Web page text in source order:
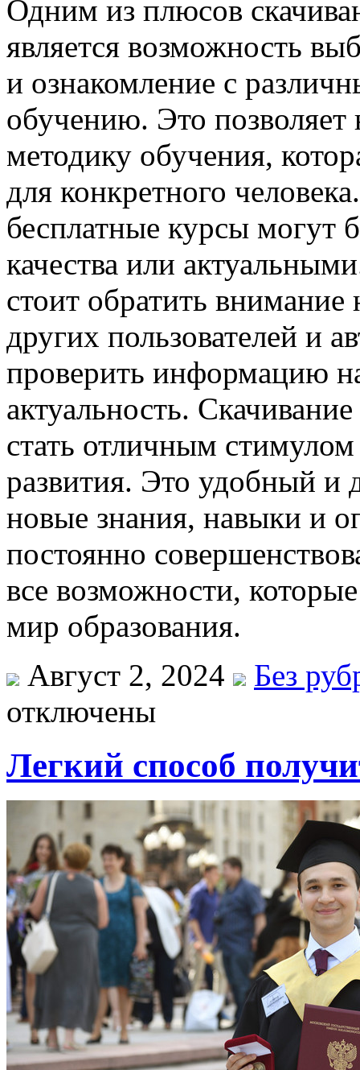
Одним из плюсов
является возможность
и ознакомление с
обучению. Это
методику обучения,
для конкретного
бесплатные курсы могут
качества или
стоит обратить
других пользователей и
проверить информацию
актуальность.
стать отличным
развития. Это удобный и
новые знания, навыки и
постоянно
все возможности,
мир образования.
Август 2, 2024
Без
отключены
Легкий способ